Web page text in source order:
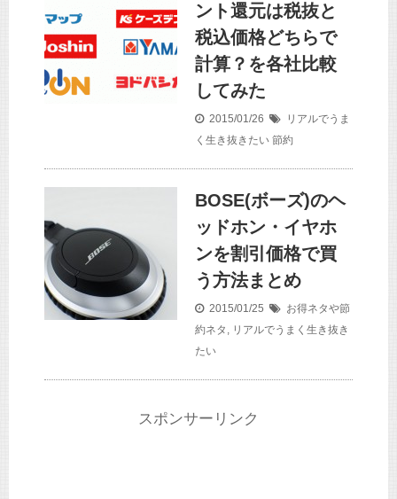
ント還元は税抜と
税込価格どちらで
計算？を各社比較
してみた
2015/01/26
リアルでうま
く生き抜きたい 節約
BOSE(ボーズ)のヘ
ッドホン・イヤホ
ンを割引価格で買
う方法まとめ
2015/01/25
お得ネタや節
約ネタ , リアルでうまく生き抜き
たい
スポンサーリンク